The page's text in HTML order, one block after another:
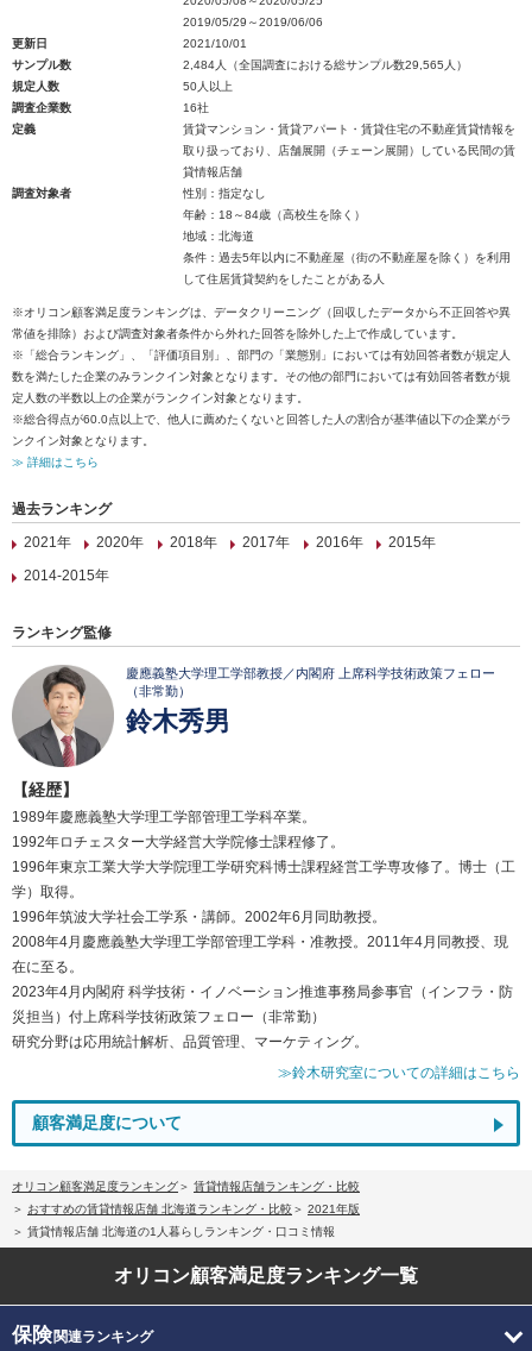
2019/05/29～2019/06/06
更新日
2021/10/01
サンプル数
2,484人（全国調査における総サンプル数29,565人）
規定人数
50人以上
調査企業数
16社
定義
賃貸マンション・賃貸アパート・賃貸住宅の不動産賃貸情報を
取り扱っており、店舗展開（チェーン展開）している民間の賃
貸情報店舗
調査対象者
性別：指定なし
年齢：18～84歳（高校生を除く）
地域：北海道
条件：過去5年以内に不動産屋（街の不動産屋を除く）を利用
して住居賃貸契約をしたことがある人
※オリコン顧客満足度ランキングは、データクリーニング（回収したデータから不正回答や異
常値を排除）および調査対象者条件から外れた回答を除外した上で作成しています。
※「総合ランキング」、「評価項目別」、部門の「業態別」においては有効回答者数が規定人
数を満たした企業のみランクイン対象となります。その他の部門においては有効回答者数が規
定人数の半数以上の企業がランクイン対象となります。
※総合得点が60.0点以上で、他人に薦めたくないと回答した人の割合が基準値以下の企業がラ
ンクイン対象となります。
≫ 詳細はこちら
過去ランキング
2021年
2020年 2018年 2017年 2016年
2015年
2014-2015年
ランキング監修
慶應義塾大学理工学部教授／内閣府 上席科学技術政策フェロー
（非常勤）
鈴木秀男
【経歴】
1989年慶應義塾大学理工学部管理工学科卒業。
1992年ロチェスター大学経営大学院修士課程修了。
1996年東京工業大学大学院理工学研究科博士課程経営工学専攻修了。博士（工
学）取得。
1996年筑波大学社会工学系・講師。2002年6月同助教授。
2008年4月慶應義塾大学理工学部管理工学科・准教授。2011年4月同教授、現
在に至る。
2023年4月内閣府 科学技術・イノベーション推進事務局参事官（インフラ・防
災担当）付上席科学技術政策フェロー（非常勤）
研究分野は応用統計解析、品質管理、マーケティング。
≫鈴木研究室についての詳細はこちら
顧客満足度について
オリコン顧客満足度ランキング
賃貸情報店舗ランキング・比較
おすすめの賃貸情報店舗 北海道ランキング・比較
2021年版
賃貸情報店舗 北海道の1人暮らしランキング・口コミ情報
オリコン顧客満足度ランキング一覧
保険関連ランキング